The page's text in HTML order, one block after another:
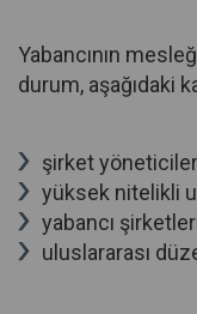
Yabancının
durum, aşağıdaki
şirket
yüksek nitelikli
yabancı
uluslararası